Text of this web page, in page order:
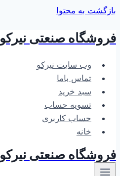
بازگشت به محتوا
فروشگاه صنعتی نیرکو
وب سایت نیرکو
تماس باما
سبد خرید
تسویه حساب
حساب کاربری
خانه
فروشگاه صنعتی نیرکو